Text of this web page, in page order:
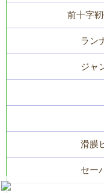
前十字
ラン
ジャ
滑膜
セー